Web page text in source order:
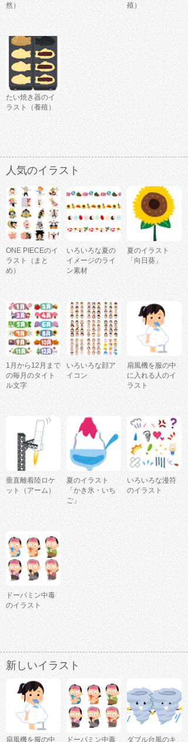
然）
殖）
たい焼き器のイ
ラスト（養殖）
人気のイラスト
ONE PIECEのイ
ラスト（まと
め）
いろいろな夏の
イメージのライ
ン素材
夏のイラスト
「向日葵」
1月から12月まで
の毎月のタイト
ル文字
いろいろな顔ア
イコン
扇風機を服の中
に入れる人のイ
ラスト
垂直離着陸ロケ
ット（アーム）
夏のイラスト
「かき氷・いち
ご」
いろいろな漫符
のイラスト
ドーパミン中毒
のイラスト
新しいイラスト
扇風機を服の中 ドーパミン中毒 ダブル台風のキ